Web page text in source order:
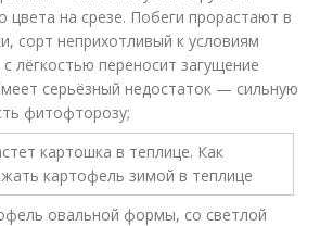
цвета на срезе. Побеги прорастают в
сорт неприхотливый к условиям
лёгкостью переносит загущение
серьёзный недостаток — сильную
фитофторозу;
овальной формы, со светлой